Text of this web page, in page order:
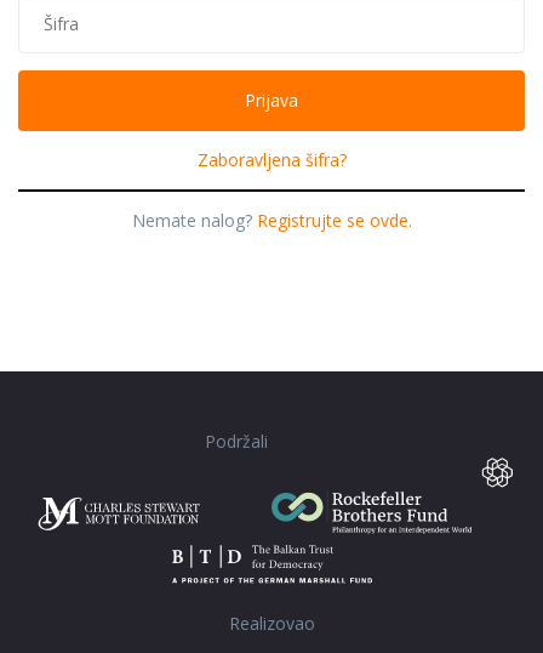
Zaboravljena šifra?
Nemate nalog? Registrujte se ovde.
Podržali
Realizovao